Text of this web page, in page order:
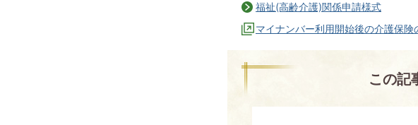
福祉(高齢介護)関係申請様式
マイナンバー利用開始後の介護保険
この記